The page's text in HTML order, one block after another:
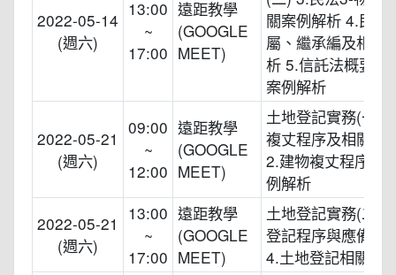
2022-05-14
(週六)
13:00
~
17:00
遠距教學
(GOOGLE
MEET)
關案例解析 4.民法
屬、繼承編及相關
析 5.信託法概要及
案例解析
2022-05-21
(週六)
09:00
~
12:00
遠距教學
(GOOGLE
MEET)
土地登記實務(一)
複丈程序及相關案
2.建物複丈程序及
例解析
2022-05-21
(週六)
13:00
~
17:00
遠距教學
(GOOGLE
MEET)
土地登記實務(二)
登記程序與應備文
4.土地登記相關案